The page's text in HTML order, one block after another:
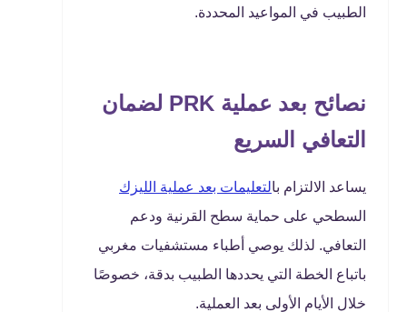
الطبيب في المواعيد المحددة.
نصائح بعد عملية PRK لضمان
التعافي السريع
يساعد الالتزام بالتعليمات بعد عملية الليزك
السطحي على حماية سطح القرنية ودعم
التعافي. لذلك يوصي أطباء مستشفيات مغربي
باتباع الخطة التي يحددها الطبيب بدقة، خصوصًا
خلال الأيام الأولى بعد العملية.